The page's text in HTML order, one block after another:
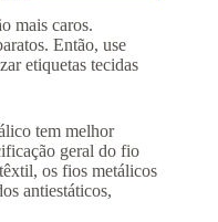
mais caros.
Então, use
etiquetas tecidas
tem melhor
geral do fio
os fios metálicos
antiestáticos,